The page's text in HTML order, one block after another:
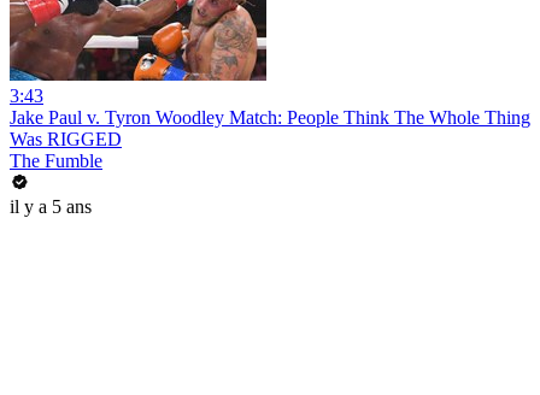
3:43
Jake Paul v. Tyron Woodley Match: People Think The Whole Thing
Was RIGGED
The Fumble
il y a 5 ans